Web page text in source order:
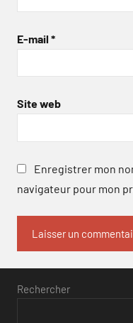
E-mail *
Site web
Enregistrer mon
navigateur pour mon
Rechercher